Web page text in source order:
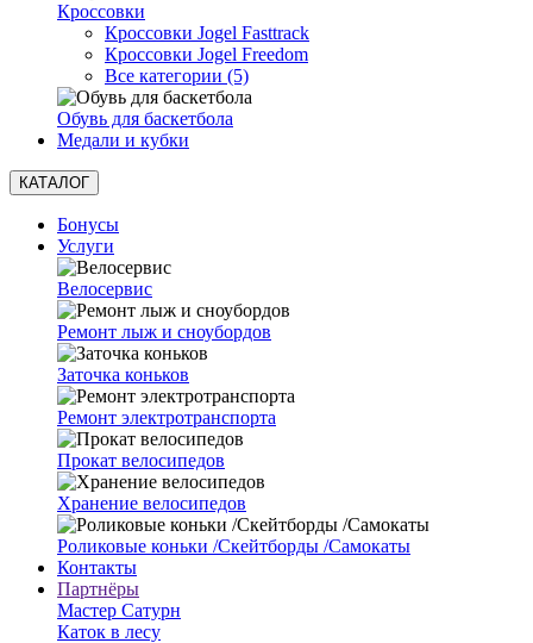
Кроссовки
Кроссовки Jogel Fasttrack
Кроссовки Jogel Freedom
Все категории (5)
Обувь для баскетбола
Медали и кубки
КАТАЛОГ
Бонусы
Услуги
Велосервис
Ремонт лыж и сноубордов
Заточка коньков
Ремонт электротранспорта
Прокат велосипедов
Хранение велосипедов
Роликовые коньки /Скейтборды /Самокаты
Контакты
Партнёры
Мастер Сатурн
Каток в лесу